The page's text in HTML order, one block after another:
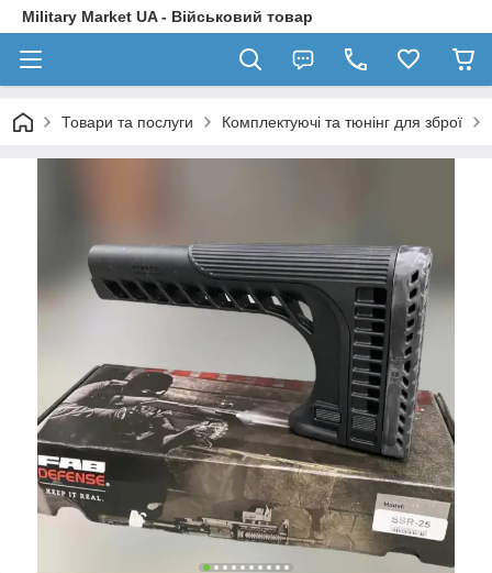
Military Market UA - Військовий товар
Товари та послуги Комплектуючі та тюнінг для зброї